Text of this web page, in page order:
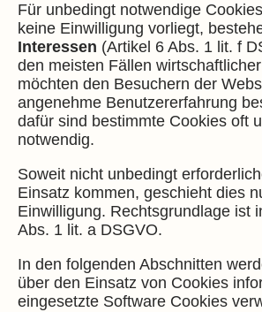
Für unbedingt notwendige
keine Einwilligung vorliegt,
Interessen (Artikel 6 Abs. 1 lit. f
den meisten Fällen
möchten den Besuchern der
angenehme Benutzererfahrung
dafür sind bestimmte Cookies oft
notwendig.
Soweit nicht unbedingt
Einsatz kommen, geschieht dies
Einwilligung. Rechtsgrundlage ist
Abs. 1 lit. a DSGVO.
In den folgenden Abschnitten
über den Einsatz von Cookies
eingesetzte Software Cookies